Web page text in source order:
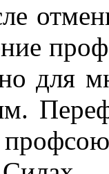
для